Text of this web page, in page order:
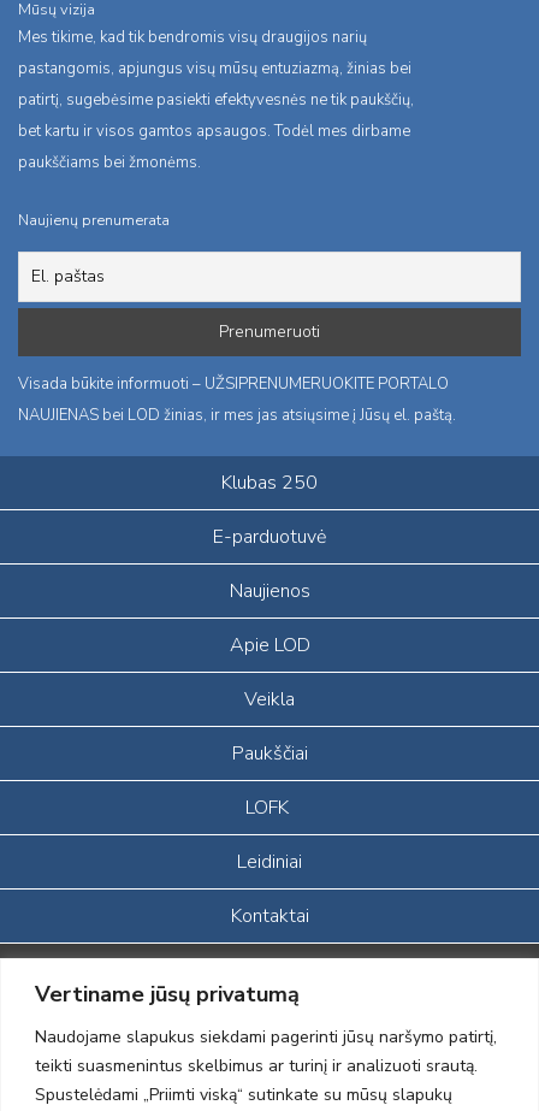
Vertiname jūsų privatumą
Naudojame slapukus siekdami pagerinti jūsų naršymo patirtį,
teikti suasmenintus skelbimus ar turinį ir analizuoti srautą.
Spustelėdami „Priimti viską“ sutinkate su mūsų slapukų
Mūsų vizija
Mes tikime, kad tik bendromis visų draugijos narių
pastangomis, apjungus visų mūsų entuziazmą, žinias bei
patirtį, sugebėsime pasiekti efektyvesnės ne tik paukščių,
bet kartu ir visos gamtos apsaugos. Todėl mes dirbame
paukščiams bei žmonėms.
Naujienų prenumerata
Visada būkite informuoti – UŽSIPRENUMERUOKITE PORTALO
NAUJIENAS bei LOD žinias, ir mes jas atsiųsime į Jūsų el. paštą.
Klubas 250
E-parduotuvė
Naujienos
Apie LOD
Veikla
Paukščiai
LOFK
Leidiniai
Kontaktai
Portalas sukurtas įgyvendinant Lietuvos Respublikos, Europos
ekonominės erdvės ir Norvegijos finansinių mechanizmų iš dalies
finansuojamą paprojektį
„LOD visuomeninės /gamtosauginės veiklos sustiprinimas ir įvaizdžio
formavimas įtraukiant visuomenę į aplinkosauginių tyrimų veiklą“
(paprojekčio